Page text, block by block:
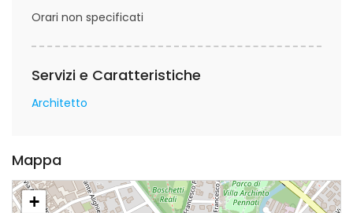
Orari non specificati
Servizi e Caratteristiche
Architetto
Mappa
+